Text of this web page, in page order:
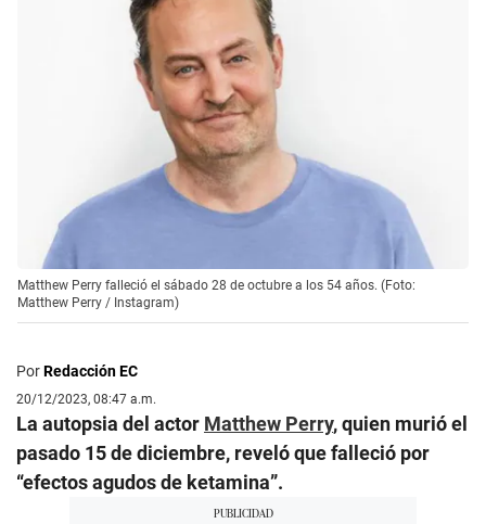
Matthew Perry falleció el sábado 28 de octubre a los 54 años. (Foto:
Matthew Perry / Instagram)
PorRedacción EC
20/12/2023, 08:47 a.m.
La autopsia del actor Matthew Perry, quien murió el
pasado 15 de diciembre, reveló que falleció por
“efectos agudos de ketamina”.